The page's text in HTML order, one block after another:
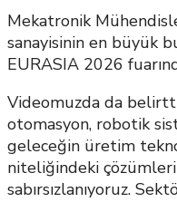
Mekatronik
sanayisinin en büyük
EURASIA 2026
Videomuzda da
otomasyon, robotik
geleceğin üretim
niteliğindeki
sabırsızlanıyoruz.